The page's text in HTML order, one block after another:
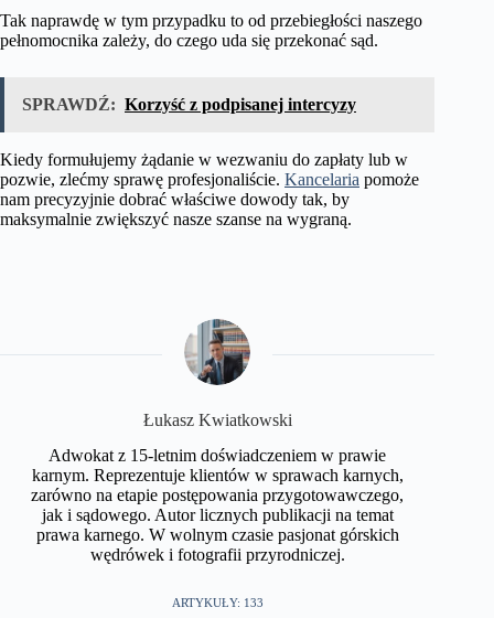
Tak naprawdę w tym przypadku to od przebiegłości naszego
pełnomocnika zależy, do czego uda się przekonać sąd.
SPRAWDŹ: Korzyść z podpisanej intercyzy
Kiedy formułujemy żądanie w wezwaniu do zapłaty lub w
pozwie, zlećmy sprawę profesjonaliście. Kancelaria pomoże
nam precyzyjnie dobrać właściwe dowody tak, by
maksymalnie zwiększyć nasze szanse na wygraną.
​Łukasz Kwiatkowski
Adwokat z 15-letnim doświadczeniem w prawie
karnym. Reprezentuje klientów w sprawach karnych,
zarówno na etapie postępowania przygotowawczego,
jak i sądowego. Autor licznych publikacji na temat
prawa karnego. W wolnym czasie pasjonat górskich
wędrówek i fotografii przyrodniczej.​
ARTYKUŁY: 133